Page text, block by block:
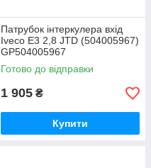
Патрубок інтеркулера вхід
Iveco E3 2,8 JTD (504005967)
GP504005967
Готово до відправки
1 905 ₴
Купити